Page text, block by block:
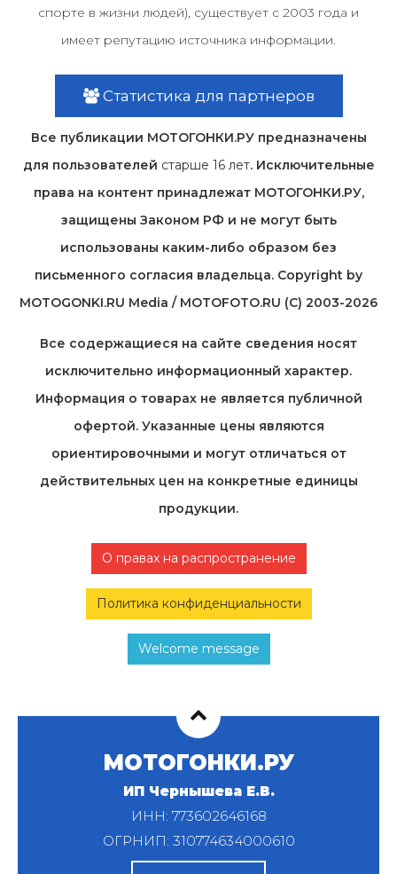
спорте в жизни людей), существует с 2003 года и
имеет репутацию источника информации.
Статистика для партнеров
Все публикации МОТОГОНКИ.РУ предназначены
для пользователей старше 16 лет. Исключительные
права на контент принадлежат МОТОГОНКИ.РУ,
защищены Законом РФ и не могут быть
использованы каким-либо образом без
письменного согласия владельца. Copyright by
MOTOGONKI.RU Media / MOTOFOTO.RU (C) 2003-2026
Все содержащиеся на cайте сведения носят
исключительно информационный характер.
Информация о товарах не является публичной
офертой. Указанные цены являются
ориентировочными и могут отличаться от
действительных цен на конкретные единицы
продукции.
О правах на распространение
Политика конфиденциальности
Welcome message
МОТОГОНКИ.РУ
ИП Чернышева Е.В.
ИНН: 773602646168
ОГРНИП: 310774634000610